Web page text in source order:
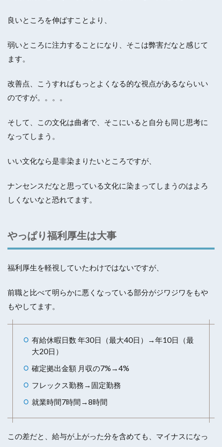
良いところを伸ばすことより、
弱いところに注力することになり、そこは弊害だなと感じて
ます。
改善点、こうすればもっとよくなる的な視点があるならいい
のですが。。。。
そして、この文化は曲者で、そこにいると自分も同じ思考に
なってしまう。
いい文化なら是非染まりたいところですが、
ナンセンスだなと思っている文化に染まってしまうのはよろ
しくないなと恐れてます。
やっぱり福利厚生は大事
福利厚生を軽視していたわけではないですが、
前職と比べて明らかに悪くなっている部分がジワジワをもや
もやしてます。
有給休暇日数 年30日（最大40日）→年10日（最
大20日）
確定拠出金額 月収の7%→4%
フレックス勤務→固定勤務
就業時間7時間→8時間
この差だと、給与が上がった分を含めても、マイナスになっ